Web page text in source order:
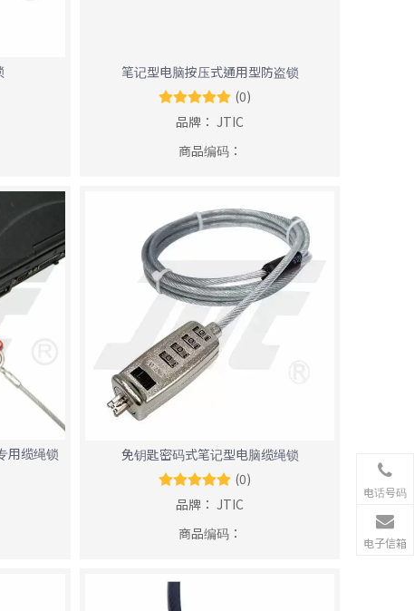
笔记型电脑按压式通用型防盗锁
(0)
品牌： JTIC
商品编码：
用缆绳锁
免钥匙密码式笔记型电脑缆绳锁
(0)
品牌： JTIC
商品编码：
电话号码
电子信箱